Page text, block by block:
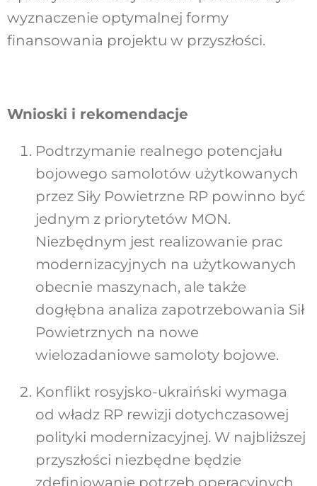
wyznaczenie optymalnej formy
finansowania projektu w przyszłości.
Wnioski i rekomendacje
Podtrzymanie realnego potencjału
bojowego samolotów użytkowanych
przez Siły Powietrzne RP powinno być
jednym z priorytetów MON.
Niezbędnym jest realizowanie prac
modernizacyjnych na użytkowanych
obecnie maszynach, ale także
dogłębna analiza zapotrzebowania Sił
Powietrznych na nowe
wielozadaniowe samoloty bojowe.
Konflikt rosyjsko-ukraiński wymaga
od władz RP rewizji dotychczasowej
polityki modernizacyjnej. W najbliższej
przyszłości niezbędne będzie